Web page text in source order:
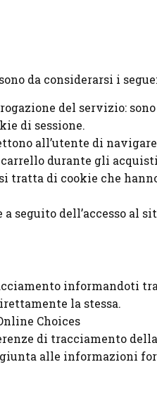
da considerarsi i
del servizio:
di sessione.
all’utente di
durante gli
tratta di cookie che
dell’accesso al
informandoti
la stessa.
Choices
di tracciamento
alle informazioni